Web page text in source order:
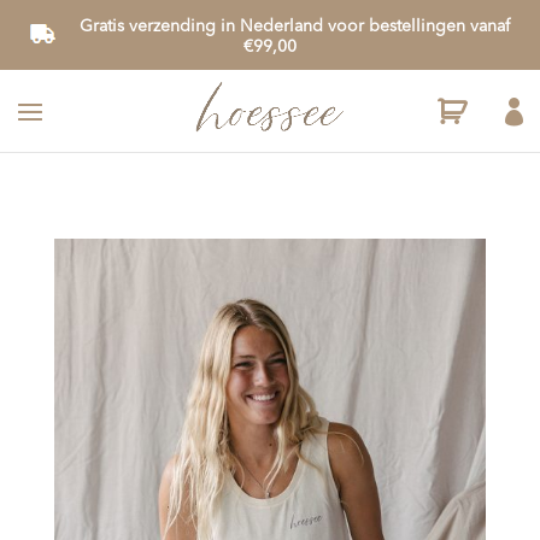
Gratis verzending in Nederland voor bestellingen vanaf
€99,00
